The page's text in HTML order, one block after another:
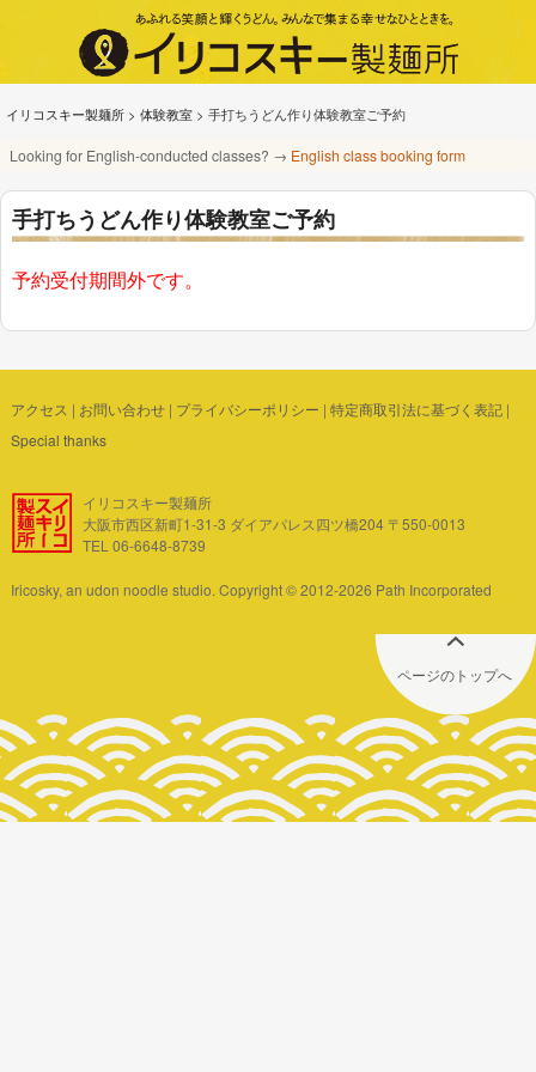
イリコスキー製麺所 > 体験教室 > 手打ちうどん作り体験教室ご予約
Looking for English-conducted classes? → English class booking form
手打ちうどん作り体験教室ご予約
予約受付期間外です。
アクセス | お問い合わせ| プライバシーポリシー | 特定商取引法に基づく表記|
Special thanks
イリコスキー製麺所
大阪市西区新町1-31-3 ダイアパレス四ツ橋204 〒550-0013
TEL 06-6648-8739
Iricosky, an udon noodle studio. Copyright © 2012-2026 Path Incorporated
ページのトップへ